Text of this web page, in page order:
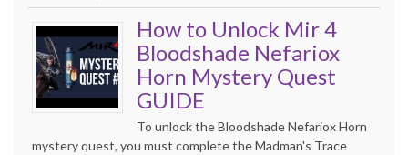
How to Unlock Mir 4
Bloodshade Nefariox
Horn Mystery Quest
GUIDE
To unlock the Bloodshade Nefariox Horn
mystery quest, you must complete the Madman's Trace